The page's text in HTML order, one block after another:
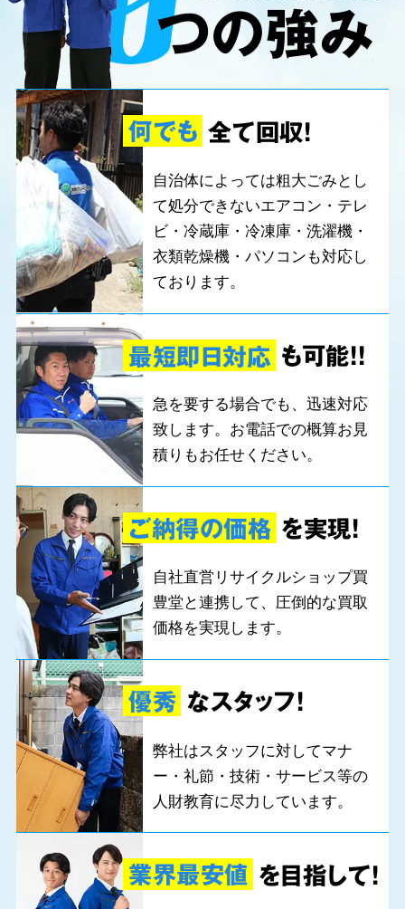
フライパン
座椅子
ブラウン管テレビ マットレス
ソファー エアコン
つの強み
何でも 全て回収!
自治体によっては粗大ごみとし
て処分できないエアコン・テレ
ビ・冷蔵庫・冷凍庫・洗濯機・
衣類乾燥機・パソコンも対応し
ております。
最短即日対応 も可能!!
急を要する場合でも、迅速対応
致します。お電話での概算お見
積りもお任せください。
ご納得の価格 を実現!
自社直営リサイクルショップ買
豊堂と連携して、圧倒的な買取
価格を実現します。
優秀 なスタッフ!
弊社はスタッフに対してマナ
ー・礼節・技術・サービス等の
人財教育に尽力しています。
業界最安値 を目指して!